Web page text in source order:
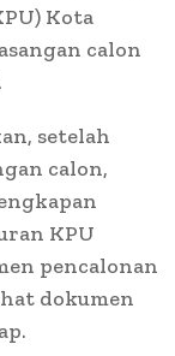
Kota
calon
setelah
calon,
KPU
pencalonan
dokumen